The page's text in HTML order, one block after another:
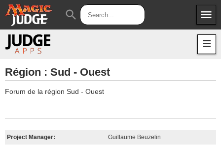
menu
Apps
Judges
JAR
search
Région : Sud - Ouest
Forum de la région Sud - Ouest
Project Manager: Guillaume Beuzelin